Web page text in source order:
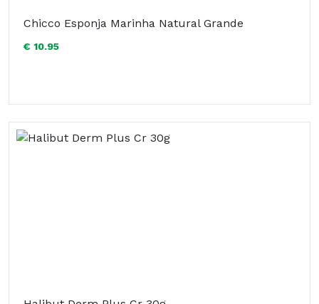
Chicco Esponja Marinha Natural Grande
€ 10.95